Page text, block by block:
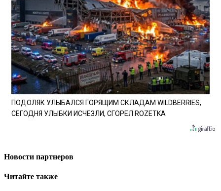
ПОДОЛЯК УЛЫБАЛСЯ ГОРЯЩИМ СКЛАДАМ WILDBERRIES,
СЕГОДНЯ УЛЫБКИ ИСЧЕЗЛИ, СГОРЕЛ ROZETKA
Новости партнеров
Читайте также